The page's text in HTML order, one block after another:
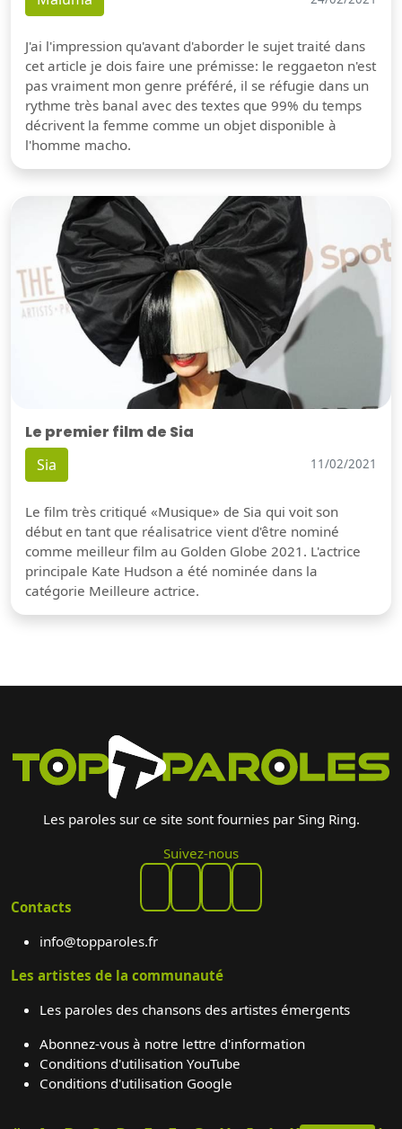
J'ai l'impression qu'avant d'aborder le sujet traité dans
cet article je dois faire une prémisse: le reggaeton n'est
pas vraiment mon genre préféré, il se réfugie dans un
rythme très banal avec des textes que 99% du temps
décrivent la femme comme un objet disponible à
l'homme macho.
Le premier film de Sia
Sia 11/02/2021
Le film très critiqué «Musique» de Sia qui voit son
début en tant que réalisatrice vient d'être nominé
comme meilleur film au Golden Globe 2021. L'actrice
principale Kate Hudson a été nominée dans la
catégorie Meilleure actrice.
Les paroles sur ce site sont fournies par Sing Ring.
Suivez-nous
Contacts
info@topparoles.fr
Les artistes de la communauté
Les paroles des chansons des artistes émergents
Abonnez-vous à notre lettre d'information
Conditions d'utilisation YouTube
Conditions d'utilisation Google